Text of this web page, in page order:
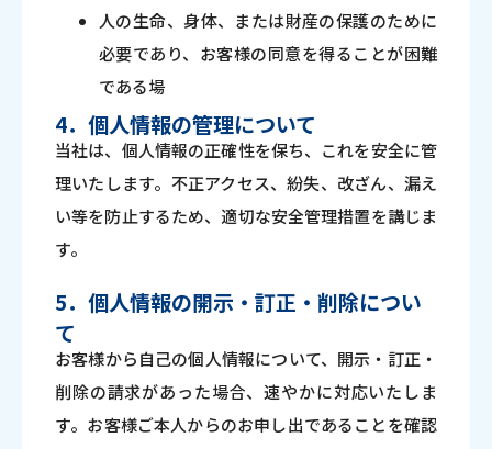
人の生命、身体、または財産の保護のために
必要であり、お客様の同意を得ることが困難
である場
4．個人情報の管理について
当社は、個人情報の正確性を保ち、これを安全に管
理いたします。不正アクセス、紛失、改ざん、漏え
い等を防止するため、適切な安全管理措置を講じま
す。
5．個人情報の開示・訂正・削除につい
て
お客様から自己の個人情報について、開示・訂正・
削除の請求があった場合、速やかに対応いたしま
す。お客様ご本人からのお申し出であることを確認